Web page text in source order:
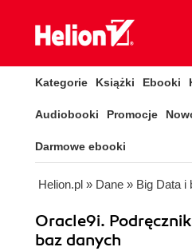
Kategorie Książki Ebooki
Audiobooki Promocje
Darmowe ebooki
Helion.pl » Dane » Big Data i
Oracle9i.
baz danych